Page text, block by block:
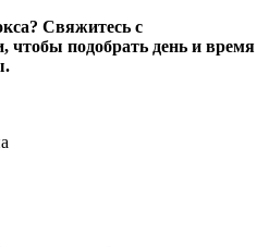
Свяжитесь с
чтобы подобрать день и время